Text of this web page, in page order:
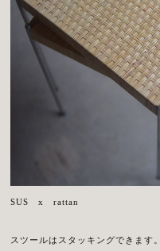
SUS x rattan
スツールはスタッキングできます。